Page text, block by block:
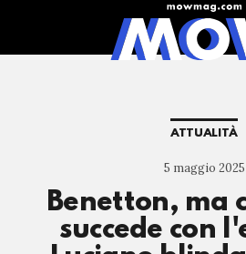
ATTUALITÀ
5 maggio 2025
Benetton, ma
succede con